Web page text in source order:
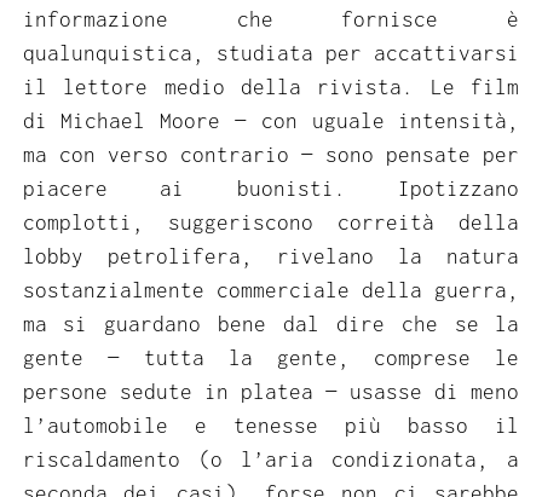
informazione che fornisce è
qualunquistica, studiata per accattivarsi
il lettore medio della rivista. Le film
di Michael Moore — con uguale intensità,
ma con verso contrario — sono pensate per
piacere ai buonisti. Ipotizzano
complotti, suggeriscono correità della
lobby petrolifera, rivelano la natura
sostanzialmente commerciale della guerra,
ma si guardano bene dal dire che se la
gente — tutta la gente, comprese le
persone sedute in platea — usasse di meno
l’automobile e tenesse più basso il
riscaldamento (o l’aria condizionata, a